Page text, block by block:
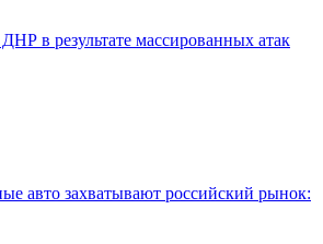
в результате массированных атак
авто захватывают российский рынок: